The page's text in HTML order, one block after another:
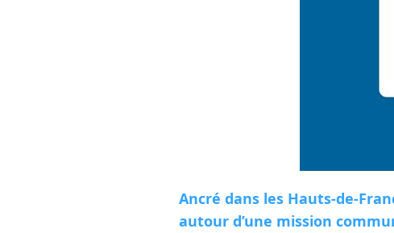
Ancré dans les Hauts-de-
autour d’une mission